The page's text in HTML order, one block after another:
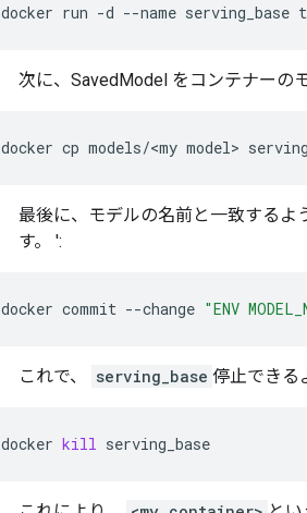
docker run -d --name serving_base
次に、SavedModel をコンテナーの
docker cp models/<my model>
最後に、モデルの名前と一致するよ
す。
':
docker commit --change "ENV
これで、 serving_base 停止できる
docker kill